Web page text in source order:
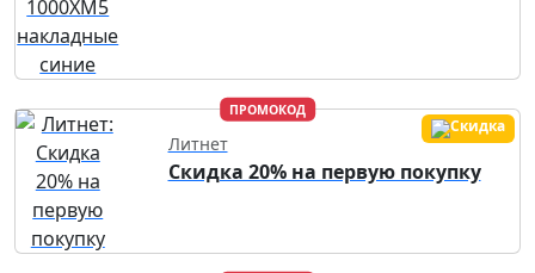
ПРОМОКОД
Литнет
Скидка 20% на первую покупку